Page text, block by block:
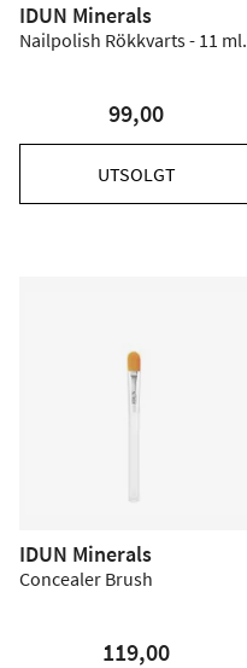
IDUN Minerals
Nailpolish Rökkvarts - 11 ml.
99,00
UTSOLGT
IDUN Minerals
Concealer Brush
119,00